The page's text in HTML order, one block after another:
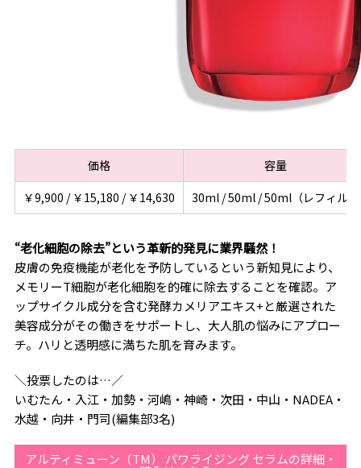
価格
容量
￥9,900 / ￥15,180 / ￥14,630
30ml / 50ml / 50ml（レフィル）
“老化細胞の除去”という革新的発見に業界騒然！
皮膚の免疫機能が老化を予防しているという新知見により、
メモリーT細胞が老化細胞を的確に除去することを確認。ア
ップサイクル成分を含む発酵カメリアエキス+と厳選された
美容成分がその働きをサポートし、大人肌の悩みにアプロー
チ。ハリと透明感に満ちた肌を育みます。
＼投票したのは…／
いむたん・入江・加勢・河嶋・神崎・次田・中山・NADEA・
水越・向井・門司(編集部3名)
アルティミューン（TM） パワライジング セラムの詳細・